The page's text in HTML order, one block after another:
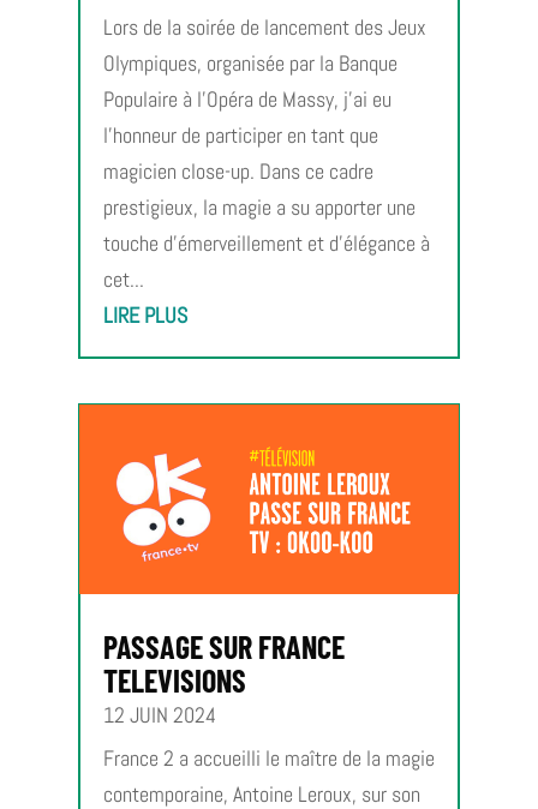
Lors de la soirée de lancement des Jeux
Olympiques, organisée par la Banque
Populaire à l’Opéra de Massy, j’ai eu
l’honneur de participer en tant que
magicien close-up. Dans ce cadre
prestigieux, la magie a su apporter une
touche d’émerveillement et d’élégance à
cet...
LIRE PLUS
PASSAGE SUR FRANCE
TELEVISIONS
12 JUIN 2024
France 2 a accueilli le maître de la magie
contemporaine, Antoine Leroux, sur son